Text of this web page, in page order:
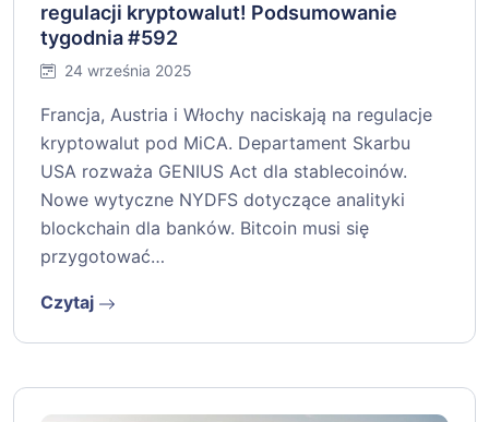
regulacji kryptowalut! Podsumowanie
tygodnia #592
24 września 2025
Francja, Austria i Włochy naciskają na regulacje
kryptowalut pod MiCA. Departament Skarbu
USA rozważa GENIUS Act dla stablecoinów.
Nowe wytyczne NYDFS dotyczące analityki
blockchain dla banków. Bitcoin musi się
przygotować…
Czytaj